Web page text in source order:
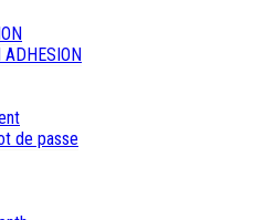
ADHESION
de passe